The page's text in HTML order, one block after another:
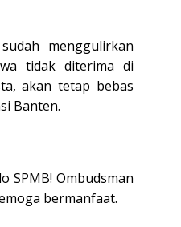
menggulirkan
tidak diterima di
akan tetap bebas
Banten.
SPMB! Ombudsman
bermanfaat.